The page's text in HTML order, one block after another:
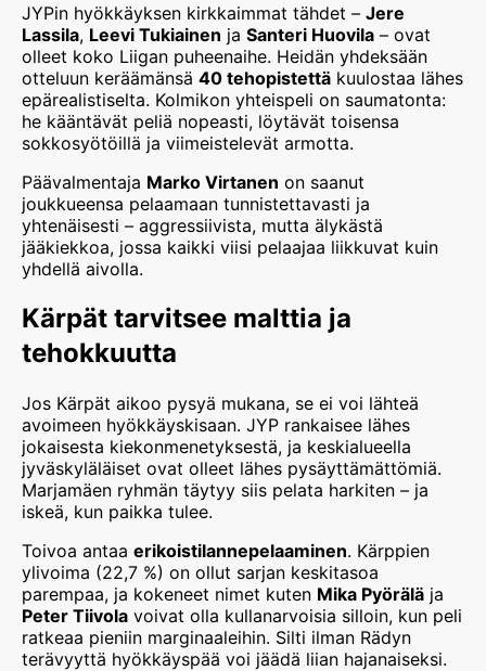
JYPin hyökkäyksen kirkkaimmat tähdet – Jere
Lassila, Leevi Tukiainen ja Santeri Huovila – ovat
olleet koko Liigan puheenaihe. Heidän yhdeksään
otteluun keräämänsä 40 tehopistettä kuulostaa lähes
epärealistiselta. Kolmikon yhteispeli on saumatonta:
he kääntävät peliä nopeasti, löytävät toisensa
sokkosyötöillä ja viimeistelevät armotta.
Päävalmentaja Marko Virtanen on saanut
joukkueensa pelaamaan tunnistettavasti ja
yhtenäisesti – aggressiivista, mutta älykästä
jääkiekkoa, jossa kaikki viisi pelaajaa liikkuvat kuin
yhdellä aivolla.
Kärpät tarvitsee malttia ja
tehokkuutta
Jos Kärpät aikoo pysyä mukana, se ei voi lähteä
avoimeen hyökkäyskisaan. JYP rankaisee lähes
jokaisesta kiekonmenetyksestä, ja keskialueella
jyväskyläläiset ovat olleet lähes pysäyttämättömiä.
Marjamäen ryhmän täytyy siis pelata harkiten – ja
iskeä, kun paikka tulee.
Toivoa antaa erikoistilannepelaaminen. Kärppien
ylivoima (22,7 %) on ollut sarjan keskitasoa
parempaa, ja kokeneet nimet kuten Mika Pyörälä ja
Peter Tiivola voivat olla kullanarvoisia silloin, kun peli
ratkeaa pieniin marginaaleihin. Silti ilman Rädyn
terävyyttä hyökkäyspää voi jäädä liian hajanaiseksi.